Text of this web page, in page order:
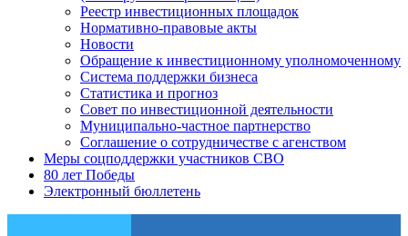
Реестр инвестиционных площадок
Нормативно-правовые акты
Новости
Обращение к инвестиционному уполномоченному
Система поддержки бизнеса
Статистика и прогноз
Совет по инвестиционной деятельности
Муниципально-частное партнерство
Соглашение о сотрудничестве с агенством
Меры соцподдержки участников СВО
80 лет Победы
Электронный бюллетень